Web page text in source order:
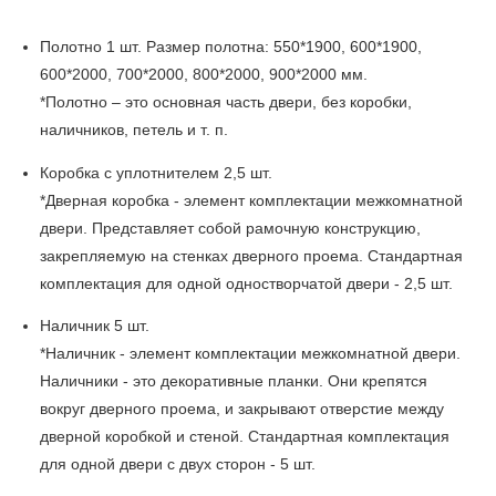
Полотно 1 шт. Размер полотна: 550*1900, 600*1900,
600*2000, 700*2000, 800*2000, 900*2000 мм.
*Полотно – это основная часть двери, без коробки,
наличников, петель и т. п.
Коробка с уплотнителем 2,5 шт.
*Дверная коробка - элемент комплектации межкомнатной
двери. Представляет собой рамочную конструкцию,
закрепляемую на стенках дверного проема. Стандартная
комплектация для одной одностворчатой двери - 2,5 шт.
Наличник 5 шт.
*Наличник - элемент комплектации межкомнатной двери.
Наличники - это декоративные планки. Они крепятся
вокруг дверного проема, и закрывают отверстие между
дверной коробкой и стеной. Стандартная комплектация
для одной двери с двух сторон - 5 шт.